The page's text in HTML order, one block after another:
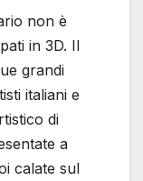
non è
in 3D. Il
grandi
italiani e
di
a
calate sul